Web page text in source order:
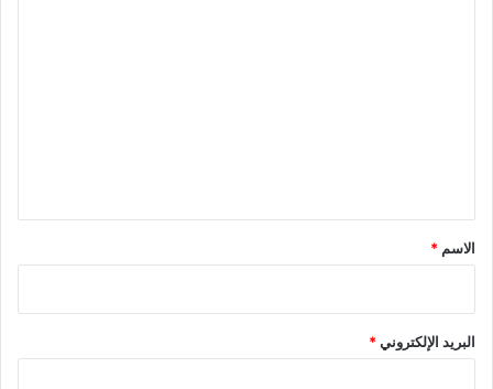
*
الاسم *
البريد الإلكتروني*